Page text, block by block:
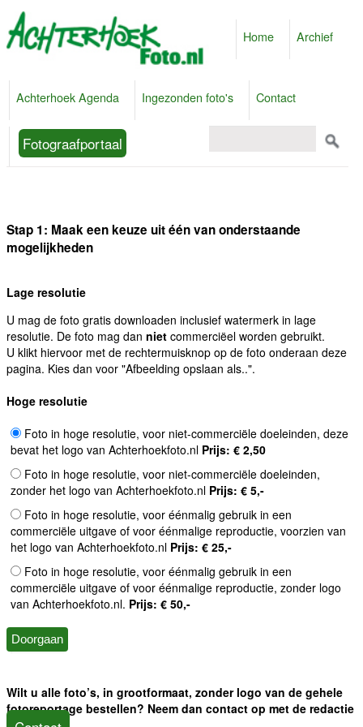
Home Archief
Achterhoek Agenda Ingezonden foto's Contact
Fotograafportaal
Stap 1: Maak een keuze uit één van onderstaande
mogelijkheden
Lage resolutie
U mag de foto gratis downloaden inclusief watermerk in lage
resolutie. De foto mag dan niet commerciëel worden gebruikt.
U klikt hiervoor met de rechtermuisknop op de foto onderaan deze
pagina. Kies dan voor "Afbeelding opslaan als..".
Hoge resolutie
Foto in hoge resolutie, voor niet-commerciële doeleinden, deze
bevat het logo van Achterhoekfoto.nl Prijs: € 2,50
Foto in hoge resolutie, voor niet-commerciële doeleinden,
zonder het logo van Achterhoekfoto.nl Prijs: € 5,-
Foto in hoge resolutie, voor éénmalig gebruik in een
commerciële uitgave of voor éénmalige reproductie, voorzien van
het logo van Achterhoekfoto.nl Prijs: € 25,-
Foto in hoge resolutie, voor éénmalig gebruik in een
commerciële uitgave of voor éénmalige reproductie, zonder logo
van Achterhoekfoto.nl. Prijs: € 50,-
Wilt u alle foto’s, in grootformaat, zonder logo van de gehele
fotoreportage bestellen? Neem dan contact op met de redactie